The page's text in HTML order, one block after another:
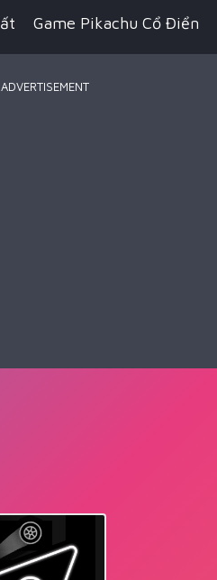
Game Pikachu Cổ Điển
ADVERTISEMENT